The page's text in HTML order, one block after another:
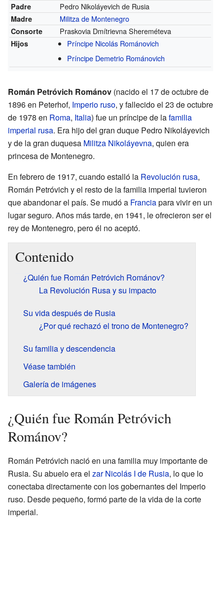
Padre Pedro Nikoláyevich de Rusia
Madre Militza de Montenegro
Consorte Praskovia Dmítrievna Shereméteva
Hijos
Príncipe Nicolás Románovich
Príncipe Demetrio Románovich
Román Petróvich Románov (nacido el 17 de octubre de
1896 en Peterhof, Imperio ruso, y fallecido el 23 de octubre
de 1978 en Roma, Italia) fue un príncipe de lafamilia
imperial rusa. Era hijo del gran duque Pedro Nikoláyevich
y de la gran duquesa Militza Nikoláyevna, quien era
princesa de Montenegro.
En febrero de 1917, cuando estalló la Revolución rusa,
Román Petróvich y el resto de la familia imperial tuvieron
que abandonar el país. Se mudó a Franciapara vivir en un
lugar seguro. Años más tarde, en 1941, le ofrecieron ser el
rey de Montenegro, pero él no aceptó.
Contenido
¿Quién fue Román Petróvich Románov?
La Revolución Rusa y su impacto
Su vida después de Rusia
¿Por qué rechazó el trono de Montenegro?
Su familia y descendencia
Véase también
Galería de imágenes
¿Quién fue Román Petróvich
Románov?
Román Petróvich nació en una familia muy importante de
Rusia. Su abuelo era el zar Nicolás I de Rusia, lo que lo
conectaba directamente con los gobernantes del Imperio
ruso. Desde pequeño, formó parte de la vida de la corte
imperial.